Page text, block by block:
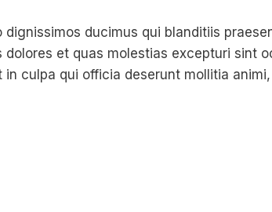
ducimus qui blanditiis
et quas molestias excepturi sint
culpa qui officia deserunt mollitia